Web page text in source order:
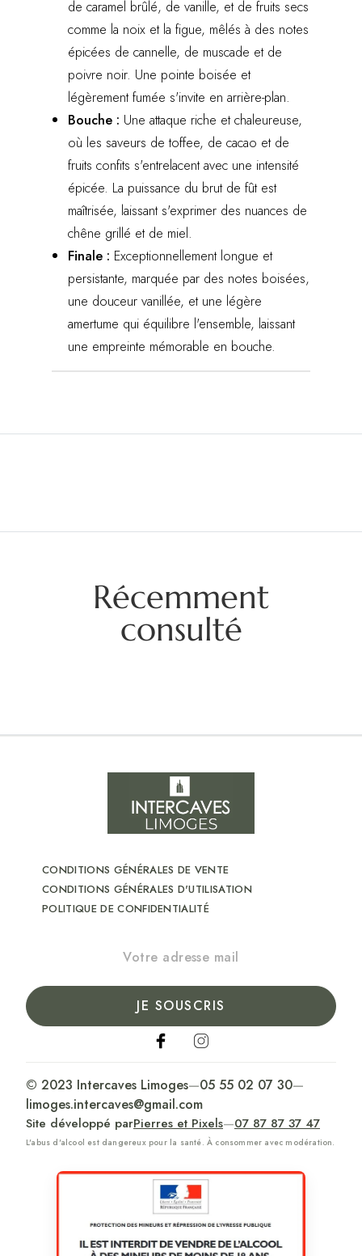
de caramel brûlé, de vanille, et de fruits secs
comme la noix et la figue, mêlés à des notes
épicées de cannelle, de muscade et de
poivre noir. Une pointe boisée et
légèrement fumée s'invite en arrière-plan.
Bouche : Une attaque riche et chaleureuse,
où les saveurs de toffee, de cacao et de
fruits confits s'entrelacent avec une intensité
épicée. La puissance du brut de fût est
maîtrisée, laissant s'exprimer des nuances de
chêne grillé et de miel.
Finale : Exceptionnellement longue et
persistante, marquée par des notes boisées,
une douceur vanillée, et une légère
amertume qui équilibre l'ensemble, laissant
une empreinte mémorable en bouche.
Récemment
consulté
CONDITIONS GÉNÉRALES DE VENTE
CONDITIONS GÉNÉRALES D'UTILISATION
POLITIQUE DE CONFIDENTIALITÉ
JE SOUSCRIS
© 2023 Intercaves Limoges—05 55 02 07 30—
limoges.intercaves@gmail.com
Site développé parPierres et Pixels—07 87 87 37 47
L'abus d'alcool est dangereux pour la santé. À consommer avec modération.